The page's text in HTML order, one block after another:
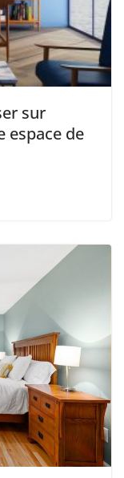
sur
espace de